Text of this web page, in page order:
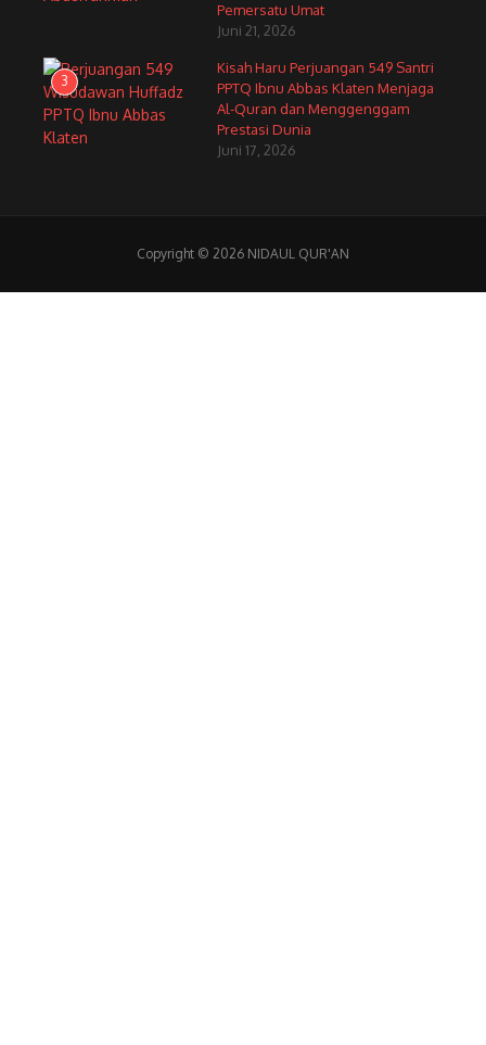
Pemersatu Umat
Juni 21, 2026
3
Kisah Haru Perjuangan 549 Santri
PPTQ Ibnu Abbas Klaten Menjaga
Al-Quran dan Menggenggam
Prestasi Dunia
Juni 17, 2026
Copyright © 2026 NIDAUL QUR'AN